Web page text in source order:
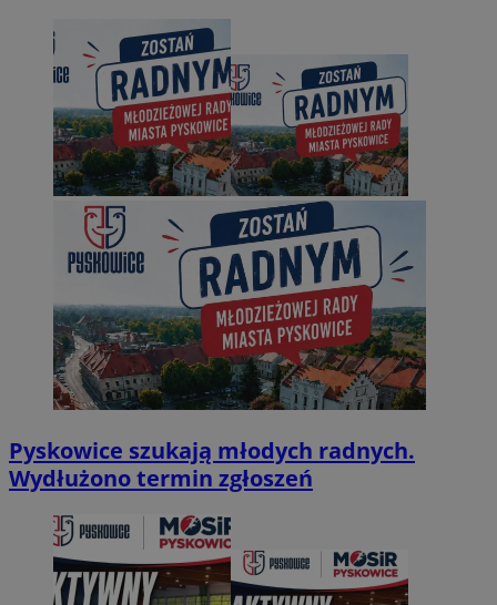
Pyskowice szukają młodych radnych.
Wydłużono termin zgłoszeń